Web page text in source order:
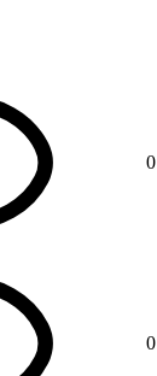
0
0